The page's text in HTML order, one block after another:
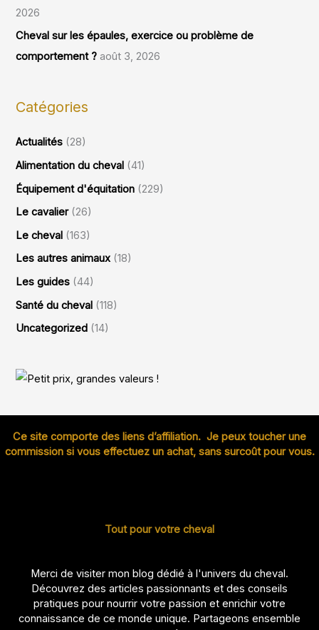
2026
Cheval sur les épaules, exercice ou problème de
comportement ? août 3, 2026
Catégories
Actualités (28)
Alimentation du cheval (41)
Équipement d'équitation (229)
Le cavalier(26)
Le cheval (163)
Les autres animaux (18)
Les guides (44)
Santé du cheval (118)
Uncategorized (14)
Ce site comporte des liens d’affiliation. Je peux toucher une
commission si vous effectuez un achat, sans surcoût pour vous.
Tout pour votre cheval
Merci de visiter mon blog dédié à l'univers du cheval.
Découvrez des articles passionnants et des conseils
pratiques pour nourrir votre passion et enrichir votre
connaissance de ce monde unique. Partageons ensemble